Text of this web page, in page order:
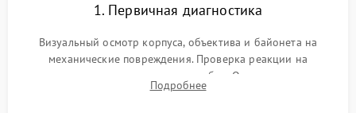
1. Первичная диагностика
Визуальный осмотр корпуса, объектива и байонета на
механические повреждения. Проверка реакции на
включение, считывание кодов ошибок. Оценка состояния
матрицы и затвора, проверка работы автофокуса и вспышки.
Подробнее